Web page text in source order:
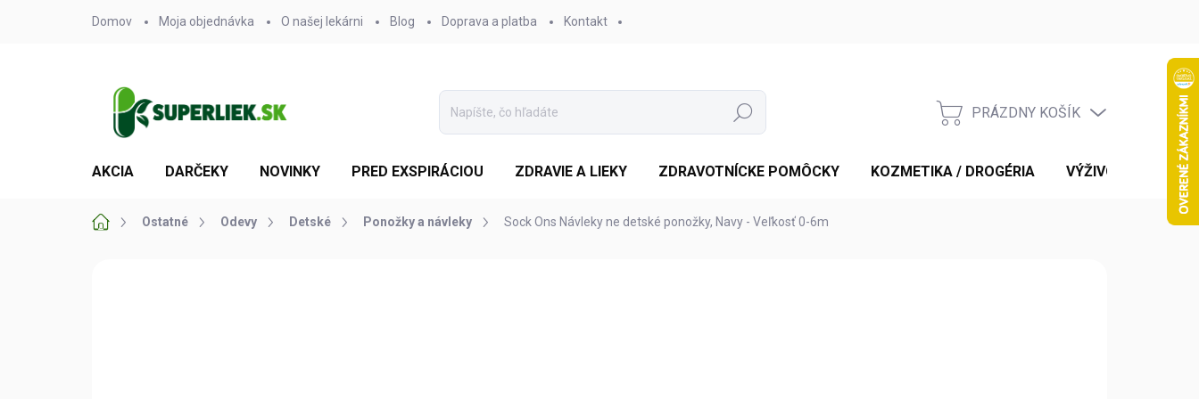
Domov Moja objednávka O našej lekárni Blog Doprava a platba Kontakt
Hľadať
NÁKUPNÝ
PRÁZDNY KOŠÍK
AKCIA DARČEKY NOVINKY PRED EXSPIRÁCIOU ZDRAVIE A LIEKY ZDRAVOTNÍCKE POMÔCKY KOZMETIKA / DROGÉRIA VÝŽIVOVÉ
DomovOstatné Odevy Detské Ponožky a návleky Sock Ons Návleky ne detské ponožky, Navy - Veľkosť 0-6m